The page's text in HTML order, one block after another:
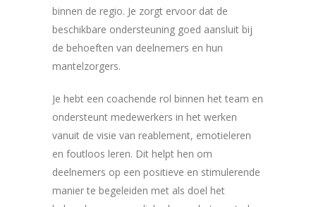
binnen de regio. Je zorgt ervoor dat de
beschikbare ondersteuning goed aansluit bij
de behoeften van deelnemers en hun
mantelzorgers.
Je hebt een coachende rol binnen het team en
ondersteunt medewerkers in het werken
vanuit de visie van reablement, emotieleren
en foutloos leren. Dit helpt hen om
deelnemers op een positieve en stimulerende
manier te begeleiden met als doel het